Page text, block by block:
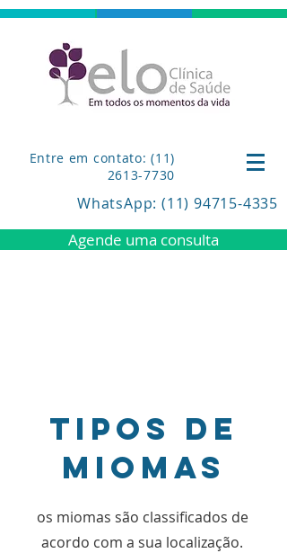
Entre em contato: (11)
2613-7730
WhatsApp: (11) 94715-4335
Agende uma consulta
TIPOS DE
MIOMAS
os miomas são classificados de
acordo com a sua localização.